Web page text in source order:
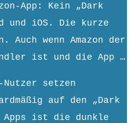
App: Kein „Dark
und iOS. Die kurze
wenn Amazon der
ist und die App …
Nutzer setzen
auf den „Dark
Apps ist die dunkle